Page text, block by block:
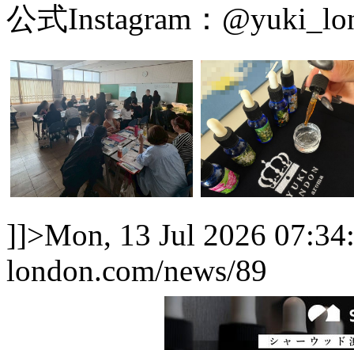
公式Instagram：
]]>Mon, 13 Jul 2026
london.com/news/89